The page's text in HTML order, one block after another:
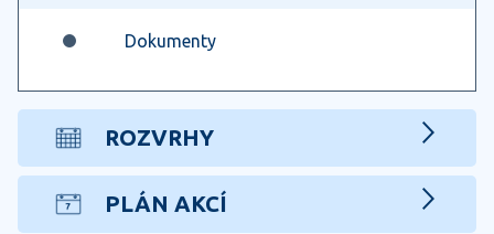
Dokumenty
ROZVRHY
PLÁN AKCÍ